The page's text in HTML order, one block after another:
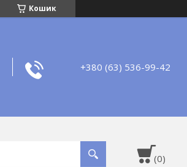
Кошик
+380 (63) 536-99-42